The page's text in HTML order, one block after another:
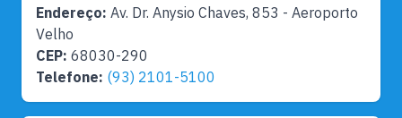
Endereço: Av. Dr. Anysio Chaves, 853 - Aeroporto
Velho
CEP: 68030-290
Telefone: (93) 2101-5100